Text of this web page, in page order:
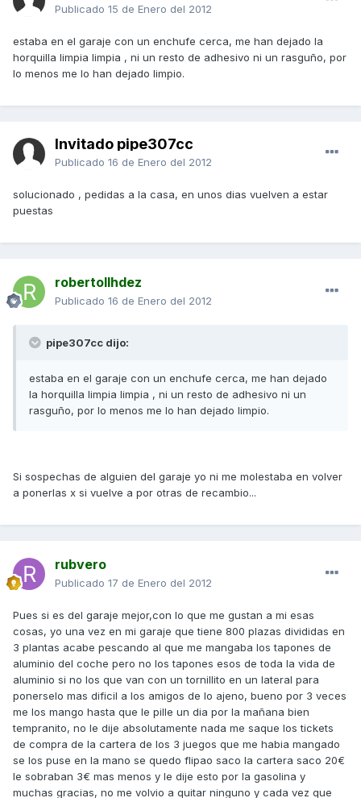
Publicado 15 de Enero del 2012
estaba en el garaje con un enchufe cerca, me han dejado la
horquilla limpia limpia , ni un resto de adhesivo ni un rasguño, por
lo menos me lo han dejado limpio.
Invitado pipe307cc
Publicado 16 de Enero del 2012
solucionado , pedidas a la casa, en unos dias vuelven a estar
puestas
robertollhdez
Publicado 16 de Enero del 2012
pipe307cc dijo:
estaba en el garaje con un enchufe cerca, me han dejado
la horquilla limpia limpia , ni un resto de adhesivo ni un
rasguño, por lo menos me lo han dejado limpio.
Si sospechas de alguien del garaje yo ni me molestaba en volver
a ponerlas x si vuelve a por otras de recambio...
rubvero
Publicado 17 de Enero del 2012
Pues si es del garaje mejor,con lo que me gustan a mi esas
cosas, yo una vez en mi garaje que tiene 800 plazas divididas en
3 plantas acabe pescando al que me mangaba los tapones de
aluminio del coche pero no los tapones esos de toda la vida de
aluminio si no los que van con un tornillito en un lateral para
ponerselo mas dificil a los amigos de lo ajeno, bueno por 3 veces
me los mango hasta que le pille un dia por la mañana bien
tempranito, no le dije absolutamente nada me saque los tickets
de compra de la cartera de los 3 juegos que me habia mangado
se los puse en la mano se quedo flipao saco la cartera saco 20€
le sobraban 3€ mas menos y le dije esto por la gasolina y
muchas gracias, no me volvio a quitar ninguno y cada vez que